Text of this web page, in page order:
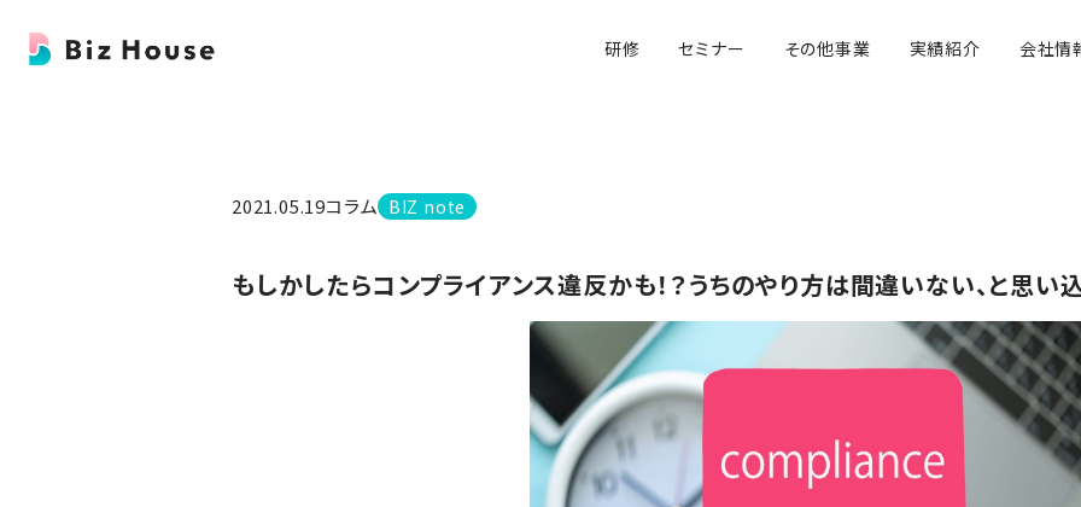
研修 セミナー その他事業 実績紹介 会社情
もしかしたらコンプライアンス違反かも！？うちのやり方は間違いない、と思
2021.05.19コラム BIZ note